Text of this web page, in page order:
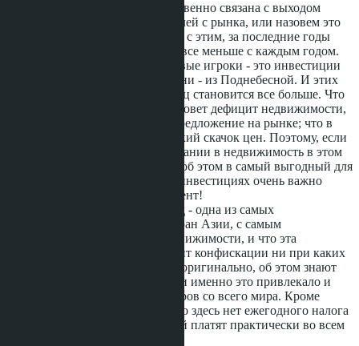
Вторая причина также косвенно связана с выходом
большого числа покупателей с рынка, или назовем это
оттоком капитала. В связи с этим, за последние годы
новых объектов строится все меньше с каждым годом.
Но на рынок приходят новые игроки - это инвестиции
из ЮВА, в большей степени - из Поднебесной. И этих
покупателей каждый месяц становится все больше. Что
уже в скором времени вызовет дефицит недвижимости,
так как спрос превысит предложение на рынке; что в
свою очередь вызовет резкий скачок цен. Поэтому, если
вы думаете об инвестировании в недвижимость в этом
городе, - лучше подумать об этом в самый выгодный для
этого период времени. В инвестициях очень важно
выбрать правильный момент!
Писать о том, что Таиланд - одна из самых
быстроразвивающихся стран Азии, с самым
динамичным рынком недвижимости, и что эта
недвижимость не подлежит конфискации ни при каких
обстоятельствах; - уже не оригинально, об этом знают
уже очень и очень давно, и именно это привлекало и
будет привлекать инвесторов со всего мира. Кроме
этого, вспомним о том, что здесь нет ежегодного налога
на недвижимость, который платят практически во всем